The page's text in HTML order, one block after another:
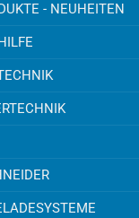
- NEUHEITEN